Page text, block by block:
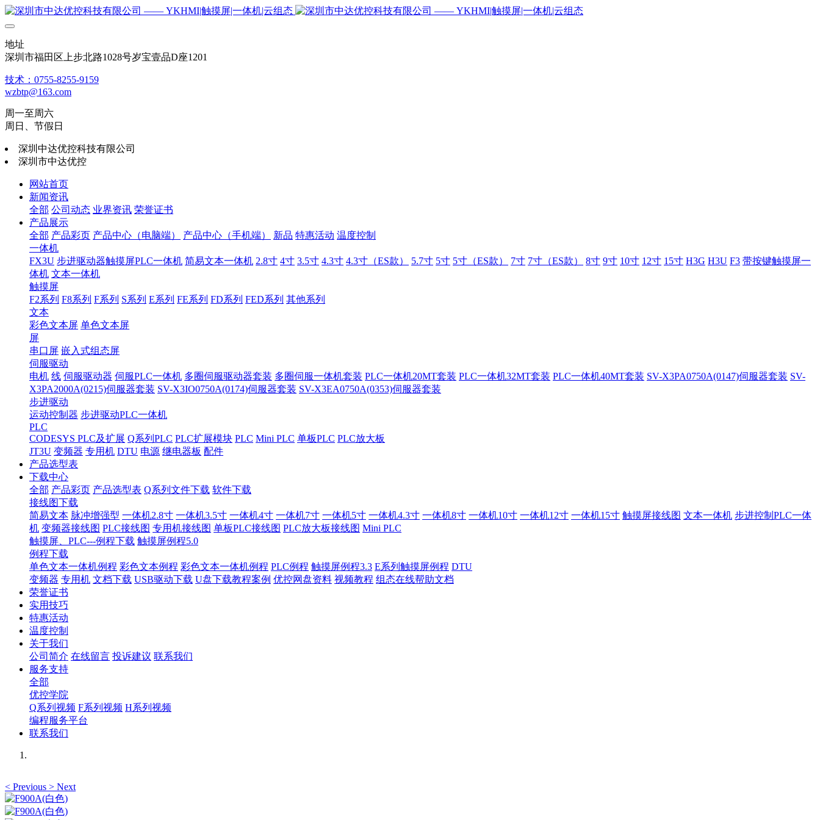
地址
深圳市福田区上步北路1028号岁宝壹品D座1201
技术：0755-8255-9159
wzbtp@163.com
周一至周六
周日、节假日
深圳中达优控科技有限公司
深圳市中达优控
网站首页
新闻资讯
全部 公司动态 业界资讯 荣誉证书
产品展示
全部 产品彩页 产品中心（电脑端） 产品中心（手机端） 新品 特惠活动 温度控制
一体机
FX3U 步进驱动器触摸屏PLC一体机 简易文本一体机 2.8寸 4寸 3.5寸 4.3寸 4.3寸（ES款） 5.7寸 5寸 5寸（ES款） 7寸 7寸（ES款） 8寸 9寸 10寸 12寸 15寸 H3G H3U F3 带按键触摸屏一
体机 文本一体机
触摸屏
F2系列 F8系列 F系列 S系列 E系列 FE系列 FD系列 FED系列 其他系列
文本
彩色文本屏 单色文本屏
屏
串口屏 嵌入式组态屏
伺服驱动
电机 线 伺服驱动器 伺服PLC一体机 多圈伺服驱动器套装 多圈伺服一体机套装 PLC一体机20MT套装 PLC一体机32MT套装 PLC一体机40MT套装 SV-X3PA0750A(0147)伺服器套装 SV-
X3PA2000A(0215)伺服器套装 SV-X3IO0750A(0174)伺服器套装 SV-X3EA0750A(0353)伺服器套装
步进驱动
运动控制器 步进驱动PLC一体机
PLC
CODESYS PLC及扩展 Q系列PLC PLC扩展模块 PLC Mini PLC 单板PLC PLC放大板
JT3U 变频器 专用机 DTU 电源 继电器板 配件
产品选型表
下载中心
全部 产品彩页 产品选型表 Q系列文件下载 软件下载
接线图下载
简易文本 脉冲增强型 一体机2.8寸 一体机3.5寸 一体机4寸 一体机7寸 一体机5寸 一体机4.3寸 一体机8寸 一体机10寸 一体机12寸 一体机15寸 触摸屏接线图 文本一体机 步进控制PLC一体
机 变频器接线图 PLC接线图 专用机接线图 单板PLC接线图 PLC放大板接线图 Mini PLC
触摸屏、PLC---例程下载 触摸屏例程5.0
例程下载
单色文本一体机例程 彩色文本例程 彩色文本一体机例程 PLC例程 触摸屏例程3.3 E系列触摸屏例程 DTU
变频器 专用机 文档下载 USB驱动下载 U盘下载教程案例 优控网盘资料 视频教程 组态在线帮助文档
荣誉证书
实用技巧
特惠活动
温度控制
关于我们
公司简介 在线留言 投诉建议 联系我们
服务支持
全部
优控学院
Q系列视频 F系列视频 H系列视频
编程服务平台
联系我们
< Previous > Next